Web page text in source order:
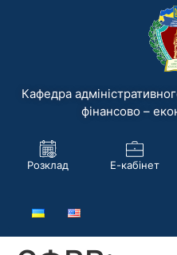
Кафедра
фінансово –
Розклад Е-кабінет